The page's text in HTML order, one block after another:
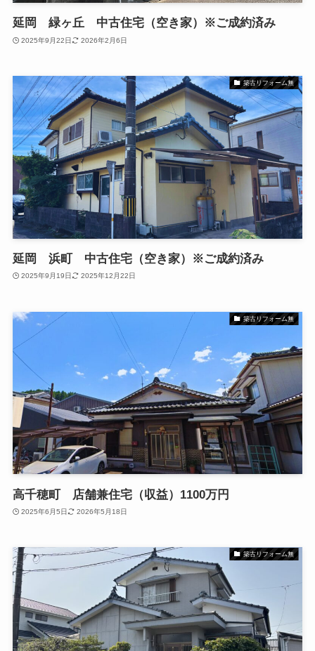
延岡 緑ヶ丘 中古住宅（空き家）※ご成約済み
2025年9月22日 2026年2月6日
築古リフォーム無
延岡 浜町 中古住宅（空き家）※ご成約済み
2025年9月19日 2025年12月22日
築古リフォーム無
高千穂町 店舗兼住宅（収益）1100万円
2025年6月5日 2026年5月18日
築古リフォーム無